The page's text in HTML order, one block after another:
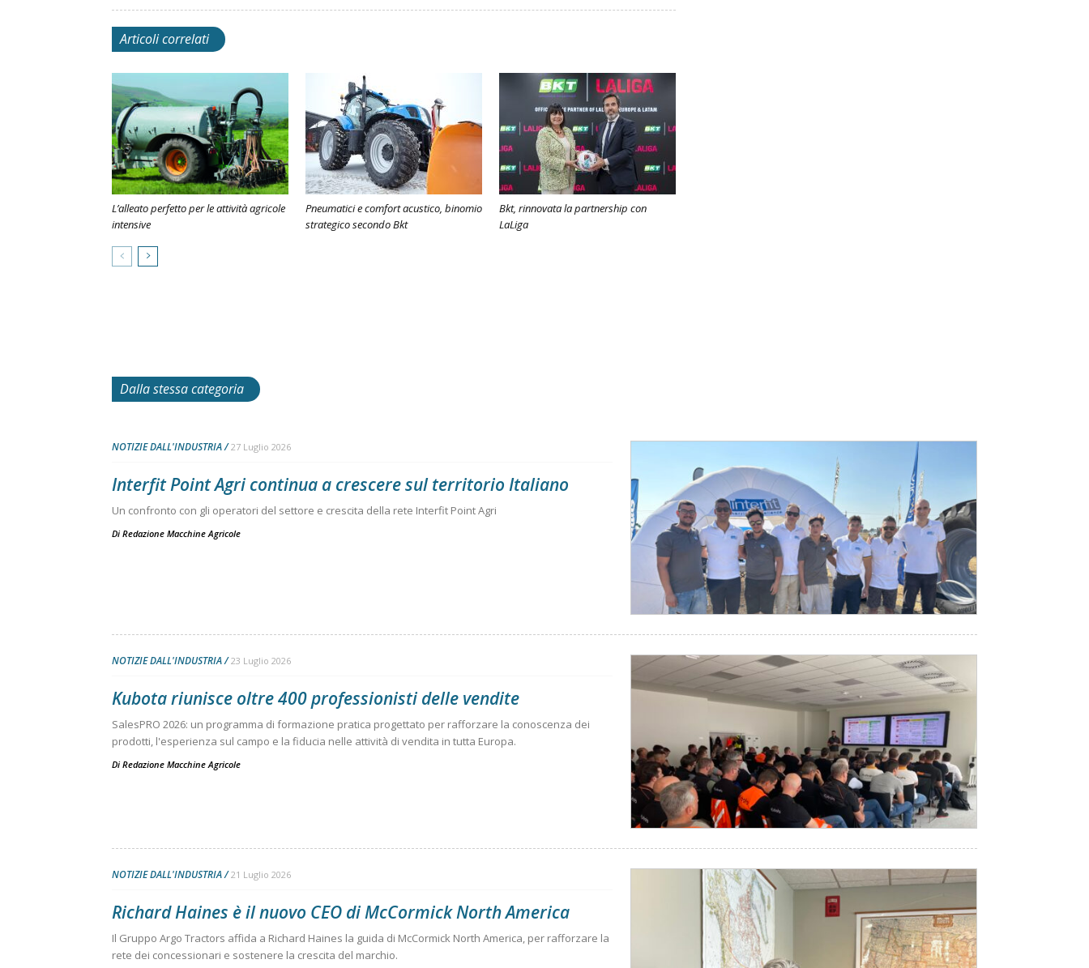
Articoli correlati
L’alleato perfetto per le attività agricole
intensive
Pneumatici e comfort acustico, binomio
strategico secondo Bkt
Bkt, rinnovata la partnership con
LaLiga
Dalla stessa categoria
NOTIZIE DALL'INDUSTRIA 27 Luglio 2026
Interfit Point Agri continua a crescere sul territorio Italiano
Un confronto con gli operatori del settore e crescita della rete Interfit Point Agri
Di Redazione Macchine Agricole
NOTIZIE DALL'INDUSTRIA 23 Luglio 2026
Kubota riunisce oltre 400 professionisti delle vendite
SalesPRO 2026: un programma di formazione pratica progettato per rafforzare la conoscenza dei
prodotti, l'esperienza sul campo e la fiducia nelle attività di vendita in tutta Europa.
Di Redazione Macchine Agricole
NOTIZIE DALL'INDUSTRIA 21 Luglio 2026
Richard Haines è il nuovo CEO di McCormick North America
Il Gruppo Argo Tractors affida a Richard Haines la guida di McCormick North America, per rafforzare la
rete dei concessionari e sostenere la crescita del marchio.